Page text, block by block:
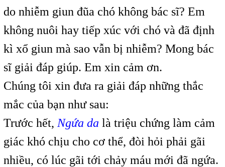
do nhiễm giun đũa chó không bác sĩ? Em
không nuôi hay tiếp xúc với chó và đã định
kì xổ giun mà sao vẫn bị nhiễm? Mong bác
sĩ giải đáp giúp. Em xin cảm ơn.
Chúng tôi xin đưa ra giải đáp những thắc
mắc của bạn như sau:
Trước hết, Ngứa da là triệu chứng làm cảm
giác khó chịu cho cơ thể, đòi hỏi phải gãi
nhiều, có lúc gãi tới chảy máu mới đã ngứa.